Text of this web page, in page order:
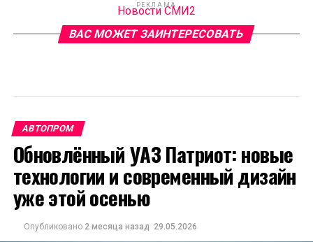
РЕКЛАМА
Новости СМИ2
ВАС МОЖЕТ ЗАИНТЕРЕСОВАТЬ
АВТОПРОМ
Обновлённый УАЗ Патриот: новые
технологии и современный дизайн
уже этой осенью
Опубликовано 2 месяца назад 29.05.2026